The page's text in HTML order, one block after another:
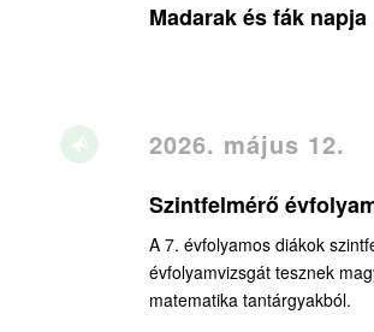
Madarak és fák napja
2026. május 12.
Szintfelmérő
A 7. évfolyamos diákok
évfolyamvizsgát tesznek
matematika tantárgyakból.